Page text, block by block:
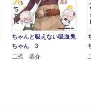
ちゃんと吸えない吸血鬼
ちゃん 3
二式 恭介